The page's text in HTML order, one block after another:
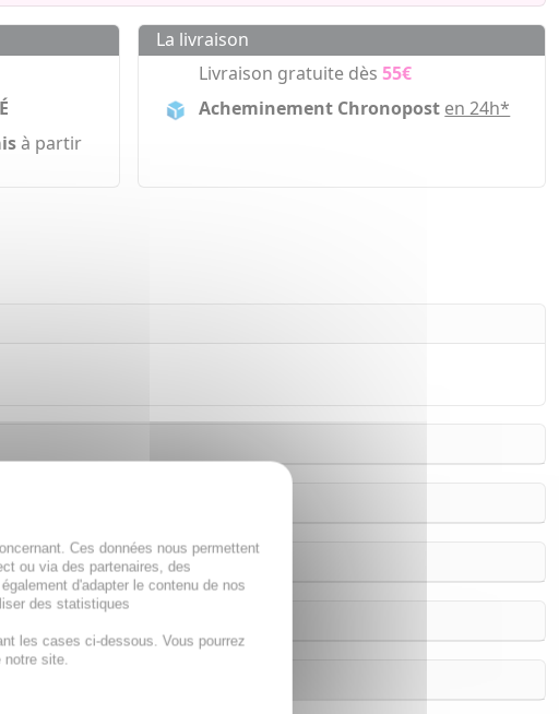
à partir
La livraison
Livraison gratuite dès55€
Acheminement Chronopost en 24h*
Ces données nous permettent
ou via des partenaires, des
d'adapter le contenu de nos
des statistiques
les cases ci-dessous. Vous pourrez
site.